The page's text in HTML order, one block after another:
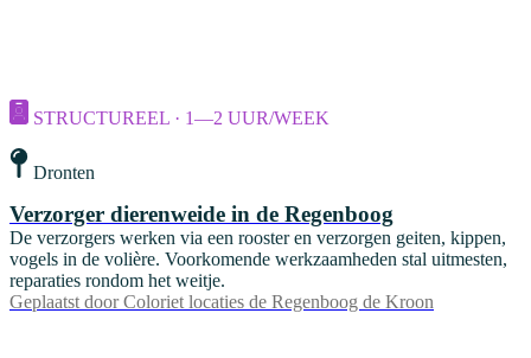
STRUCTUREEL · 1—2 UUR/WEEK
Dronten
Verzorger dierenweide in de Regenboog
De verzorgers werken via een rooster en verzorgen geiten, kippen,
vogels in de volière. Voorkomende werkzaamheden stal uitmesten,
reparaties rondom het weitje.
Geplaatst door Coloriet locaties de Regenboog de Kroon